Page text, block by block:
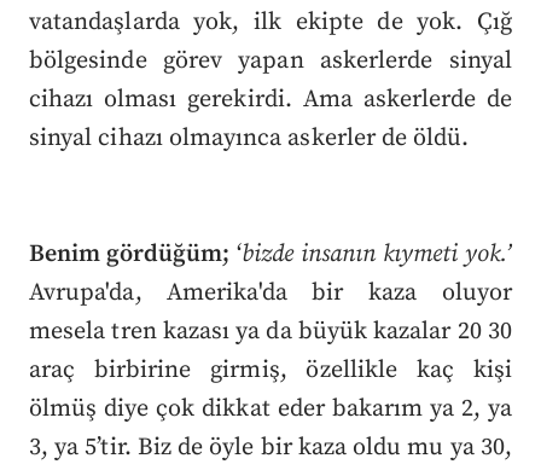
vatandaşlarda yok, ilk ekipte de yok. Çığ
bölgesinde görev yapan askerlerde sinyal
cihazı olması gerekirdi. Ama askerlerde de
sinyal cihazı olmayınca askerler de öldü.
Benim gördüğüm; ‘bizde insanın kıymeti yok.’
Avrupa'da, Amerika'da bir kaza oluyor
mesela tren kazası ya da büyük kazalar 20 30
araç birbirine girmiş, özellikle kaç kişi
ölmüş diye çok dikkat eder bakarım ya 2, ya
3, ya 5’tir. Biz de öyle bir kaza oldu mu ya 30,